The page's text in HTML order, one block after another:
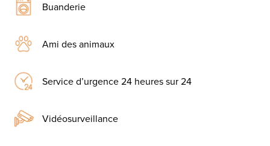
Buanderie
Ami des animaux
Service d’urgence 24 heures sur 24
Vidéosurveillance